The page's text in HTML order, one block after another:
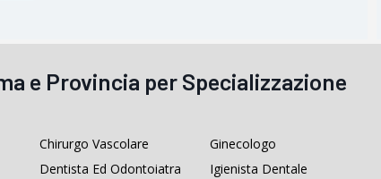
e Provincia per Specializzazione
Chirurgo Vascolare
Dentista Ed Odontoiatra
Ginecologo
Igienista Dentale